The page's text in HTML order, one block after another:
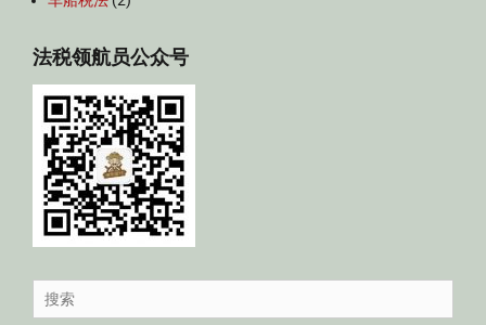
法税领航员公众号
Search
for: